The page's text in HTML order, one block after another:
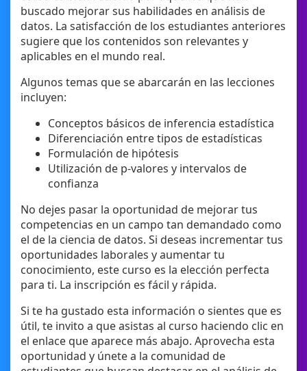
buscado mejorar sus habilidades en análisis de
datos. La satisfacción de los estudiantes anteriores
sugiere que los contenidos son relevantes y
aplicables en el mundo real.
Algunos temas que se abarcarán en las lecciones
incluyen:
Conceptos básicos de inferencia estadística
Diferenciación entre tipos de estadísticas
Formulación de hipótesis
Utilización de p-valores y intervalos de
confianza
No dejes pasar la oportunidad de mejorar tus
competencias en un campo tan demandado como
el de la ciencia de datos. Si deseas incrementar tus
oportunidades laborales y aumentar tu
conocimiento, este curso es la elección perfecta
para ti. La inscripción es fácil y rápida.
Si te ha gustado esta información o sientes que es
útil, te invito a que asistas al curso haciendo clic en
el enlace que aparece más abajo. Aprovecha esta
oportunidad y únete a la comunidad de